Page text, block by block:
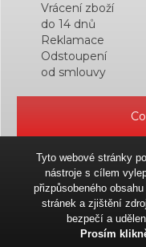
Vrácení zboží
do 14 dnů
Reklamace
Odstoupení
od smlouvy
Tyto webové stránky
nástroje s cílem
přizpůsobeného
stránek a zjištění
bezpečí a
Prosím